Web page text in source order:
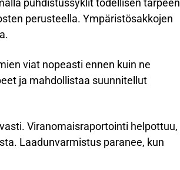
puhdistussyklit todellisen tarpeen
perusteella. Ympäristösakkojen
viat nopeasti ennen kuin ne
ja mahdollistaa suunnitellut
Viranomaisraportointi helpottuu,
Laadunvarmistus paranee, kun